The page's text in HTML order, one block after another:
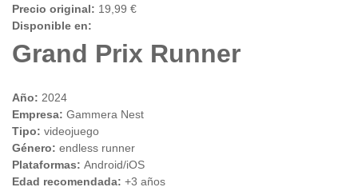
Precio original: 19,99 €
Disponible en:
Grand Prix Runner
Año: 2024
Empresa: Gammera Nest
Tipo: videojuego
Género: endless runner
Plataformas: Android/iOS
Edad recomendada: +3 años